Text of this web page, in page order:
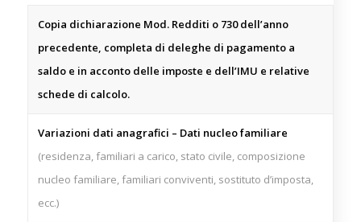
Copia dichiarazione Mod. Redditi o 730 dell’anno
precedente, completa di deleghe di pagamento a
saldo e in acconto delle imposte e dell’IMU e relative
schede di calcolo.
Variazioni dati anagrafici – Dati nucleo familiare
(residenza, familiari a carico, stato civile, composizione
nucleo familiare, familiari conviventi, sostituto d’imposta,
ecc.)